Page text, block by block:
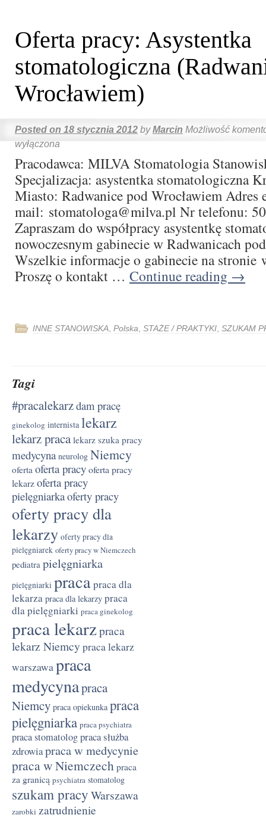
Oferta pracy: Asystentka
stomatologiczna
Wrocławiem)
Posted on 18 stycznia 2012 by Marcin Możliwość
wyłączona
Pracodawca: MILVA Stomatologia
Specjalizacja: asystentka stomatologiczna
Miasto: Radwanice pod Wrocławiem Adres
mail: stomatologa@milva.pl Nr telefonu:
Zapraszam do współpracy asystentkę
nowoczesnym gabinecie w Radwanicach
Wszelkie informacje o gabinecie na stronie
Proszę o kontakt … Continue reading →
INNE STANOWISKA Polska STAŻE / PRAKTYKI SZUKAM
Tagi
#pracalekarzdam pracę
ginekolog internista lekarz
lekarz praca lekarz szuka pracy
medycyna neurolog Niemcy
oferta oferta pracyoferta pracy
lekarzoferta pracy
pielęgniarkaoferty pracy
oferty pracy dla
lekarzy oferty pracy dla
pielęgniarek oferty pracy w Niemczech
pediatra pielęgniarka
pielęgniarki pracapraca dla
lekarza praca dla lekarzy praca
dla pielęgniarki praca ginekolog
praca lekarzpraca
lekarz Niemcy praca lekarz
warszawapraca
medycynapraca
Niemcy praca opiekunka praca
pielęgniarka praca psychiatra
praca stomatologpraca służba
zdrowiapraca w medycynie
praca w Niemczechpraca
za granicą psychiatra stomatolog
szukam pracyWarszawa
zarobki zatrudnienie